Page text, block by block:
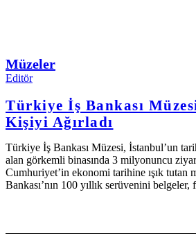
Müzeler
Editör
Türkiye İş Bankası
Kişiyi Ağırladı
Türkiye İş Bankası Müzesi, İstanbul’un
alan görkemli binasında 3 milyonuncu
Cumhuriyet’in ekonomi tarihine ışık tutan
Bankası’nın 100 yıllık serüvenini